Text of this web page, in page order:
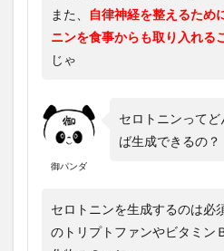
また、
自律神経を整えるため
ニンを食事からも取り入れる
じゃ
御パンダ
セロトニンって
ば生成できるの？
セロトニンを生成するのは必
のトリプトファンやビタミン